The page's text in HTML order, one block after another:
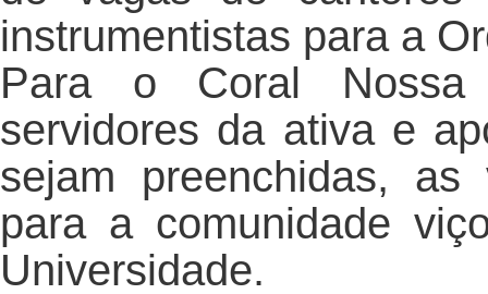
instrumentistas para a
Para o Coral Nossa
servidores da ativa e
sejam preenchidas, as
para a comunidade
Universidade.